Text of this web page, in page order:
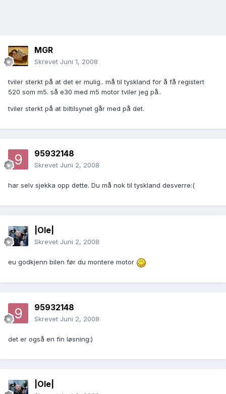
MGR
Skrevet Juni 1, 2008
tviler sterkt på at det er mulig.. må til tyskland for å få registert
520 som m5. så e30 med m5 motor tviler jeg på..
tviler sterkt på at biltilsynet går med på det.
95932148
Skrevet Juni 2, 2008
har selv sjekka opp dette. Du må nok til tyskland desverre:(
|Ole|
Skrevet Juni 2, 2008
eu godkjenn bilen før du montere motor
95932148
Skrevet Juni 2, 2008
det er også en fin løsning:)
|Ole|